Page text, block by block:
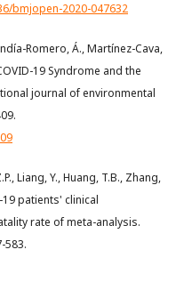
bmjopen-2020-047632
Romero, Á., Martínez-Cava,
19 Syndrome and the
journal of environmental
Liang, Y., Huang, T.B., Zhang,
19 patients' clinical
rate of meta-analysis.
583.